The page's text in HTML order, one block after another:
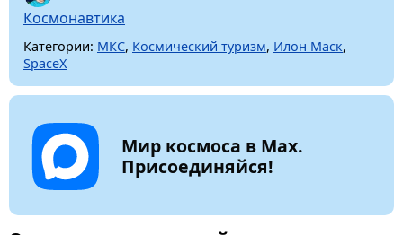
Космонавтика
Категории: МКС, Космический туризм, Илон Маск,
SpaceX
Мир космоса в Max.
Присоединяйся!